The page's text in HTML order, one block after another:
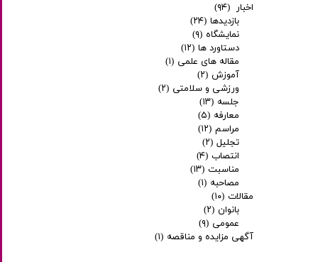
اخبار
(۹۴)
بازدیدها (۲۴)
نمایشگاه (۹)
دستاورد ها (۱۲)
مقاله های علمی (۱)
آموزش (۲)
ورزشی و سلامتی (۲)
جلسه (۱۳)
معارفه (۵)
مراسم (۱۲)
تجلیل (۲)
انتصاب (۴)
مناسبت (۱۳)
مصاحبه (۱)
مقالات (۱۰)
بانوان (۲)
عمومی (۹)
آگهی مزایده و مناقصه (۱)